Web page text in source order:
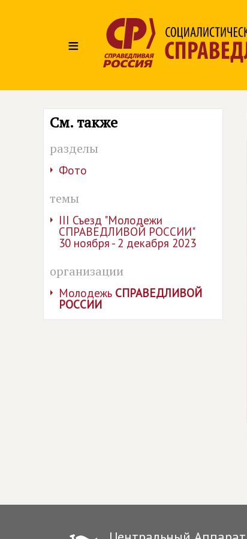
≡
См. также
разделы
Фото
темы
III Съезд "Молодежи
СПРАВЕДЛИВОЙ РОССИИ"
30 ноября - 2 декабря 2023
организации
Молодежь СПРАВЕДЛИВОЙ
РОССИИ